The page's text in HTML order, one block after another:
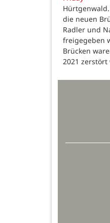
die neuen
Radler und
freigegeben
Brücken
2021 zerstört